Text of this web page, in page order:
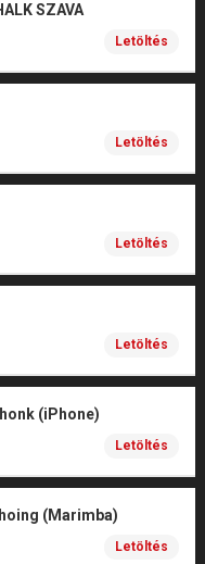
SZAVA
Letöltés
Letöltés
Letöltés
Letöltés
(iPhone)
Letöltés
(Marimba)
Letöltés